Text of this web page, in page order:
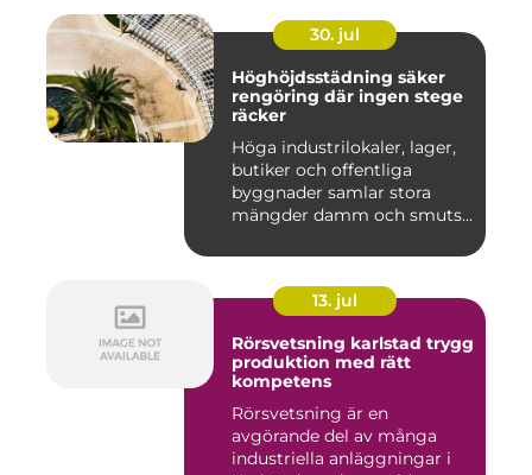
30. jul
Höghöjdsstädning säker
rengöring där ingen stege
räcker
Höga industrilokaler, lager,
butiker och offentliga
byggnader samlar stora
mängder damm och smuts
13. jul
Rörsvetsning karlstad trygg
produktion med rätt
kompetens
Rörsvetsning är en
avgörande del av många
industriella anläggningar i